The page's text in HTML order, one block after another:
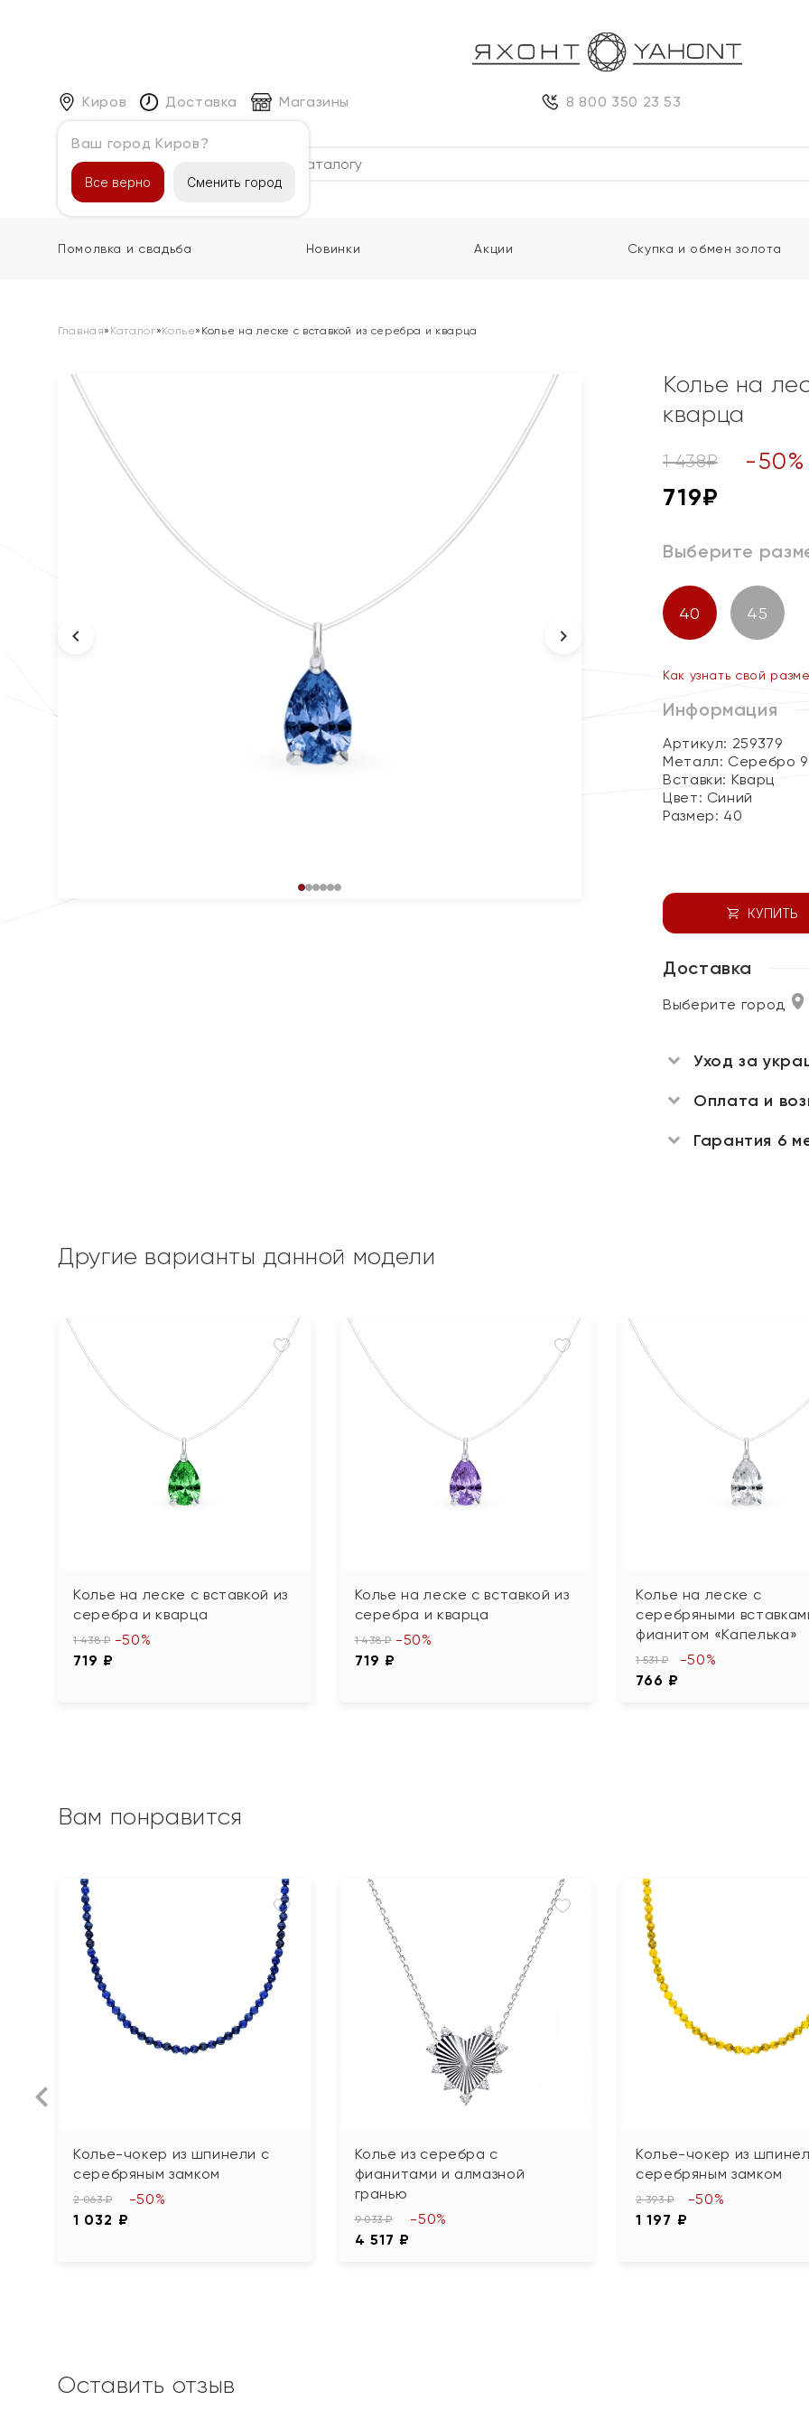
Киров
Ваш город Киров?
Все верно Сменить город
Доставка Магазины 8 800 350 23 53
Каталог
Помолвка и свадьба Новинки Акции Скупка и обмен золота
Главная» Каталог»Колье» Колье на леске с вставкой из серебра и кварца
Колье на
кварца
1 438₽ -50%
719₽
Выберите
40 45
Как узнать свой
Информация
Артикул: 259379
Металл: Серебро
Вставки: Кварц
Цвет: Синий
Размер: 40
КУПИТЬ
Доставка
Выберите город
Уход за
Оплата и
Гарантия 6
Другие варианты данной модели
Колье на леске с вставкой из
серебра и кварца
1 438 ₽
719 ₽
-50%
Колье на леске с вставкой из
серебра и кварца
1 438 ₽
719 ₽
-50%
Колье на леске с
серебряными
фианитом «Капелька»
1 531 ₽
766 ₽
-50%
Вам понравится
Колье-чокер из шпинели с
серебряным замком
2 063 ₽
1 032 ₽
-50%
Колье из серебра с
фианитами и алмазной
гранью
9 033 ₽
4 517 ₽
-50%
Колье-чокер из
серебряным замком
2 393 ₽
1 197 ₽
-50%
Оставить отзыв